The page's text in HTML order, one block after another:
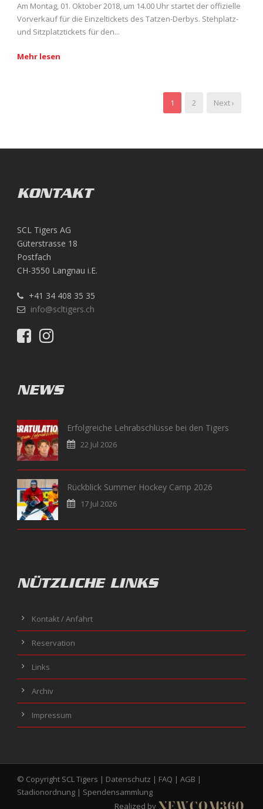
Am Montag, 01. Oktober 2018, um 14.00 Uhr startet der offizielle
Vorverkauf für die Einzeltickets des Tatzen-Derbys. Stehplatz-
und Sitzplatztickets für den...
Mehr lesen
1 2 Next ›
KONTAKT
SCL Tigers AG
Güterstrasse 18
Postfach
CH-3550 Langnau i.E.
+41 34 408 35 35
info@scltigers.ch
NEWS
Erfolgreiche Lehrabschlüsse bei den Tigers
22 Jul 2026
Rückblick Summer Hockey Camp 2026
17 Jul 2026
NÜTZLICHE LINKS
Kontakt / Anfahrt
Reservation
Links
Archiv
Impressum
© Copyright SCL Tigers | Datenschutz | FAQ | AGB |
Stadionordnung | Spendensammlung
Realized by